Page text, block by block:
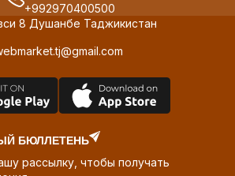
+992970400500
8 Душанбе Таджикистан
БЮЛЛЕТЕНЬ
рассылку, чтобы получать